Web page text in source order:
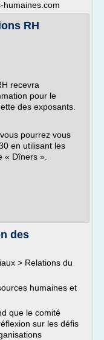
humaines.com
RH
recevra
pour le
des exposants.
pourrez vous
en utilisant les
« Dîners ».
des
> Relations du
humaines et
que le comité
sur les défis